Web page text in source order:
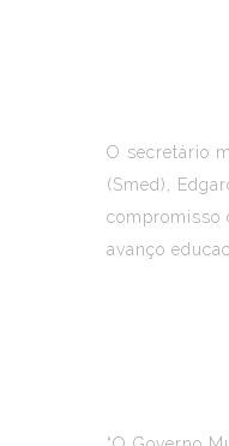
O secretário
(Smed),
compromisso
avanço